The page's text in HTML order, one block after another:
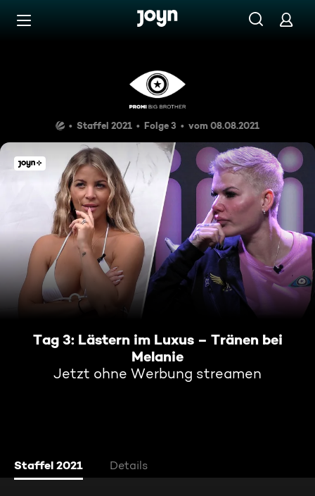
Zum Inhalt springen
Tag 3: Lästern im Luxus –
Staffel 2021 Folge 3 vom 08.08.2021
Tag 3: Lästern im Luxus – Tränen bei
Melanie
Jetzt ohne Werbung streamen
Staffel 2021 Details